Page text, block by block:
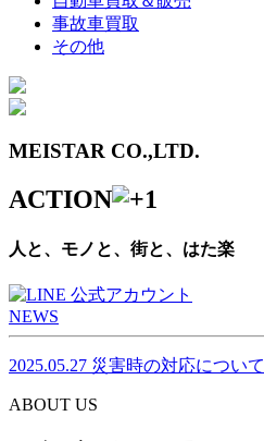
事故車買取
その他
MEISTAR CO.,LTD.
ACTION
人と、モノと、街と、はた楽
NEWS
2025.05.27 災害時の対応について
ABOUT US